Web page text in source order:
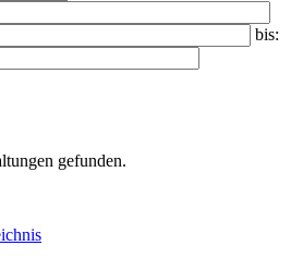
bis:
gefunden.